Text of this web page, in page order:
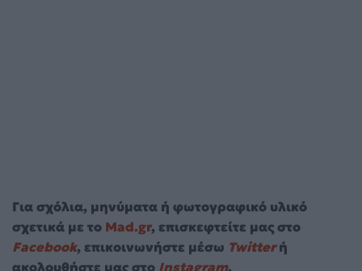
Για σχόλια, μηνύματα ή φωτογραφικό υλικό
σχετικά με το Mad.gr, επισκεφτείτε μας στο
Facebook, επικοινωνήστε μέσω Twitterή
ακολουθήστε μας στο Instagram.